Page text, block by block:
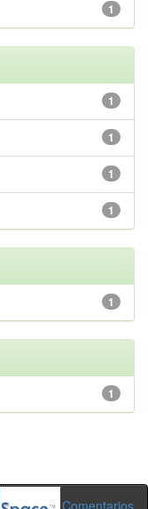
1
1
1
1
1
1
1
Comentarios